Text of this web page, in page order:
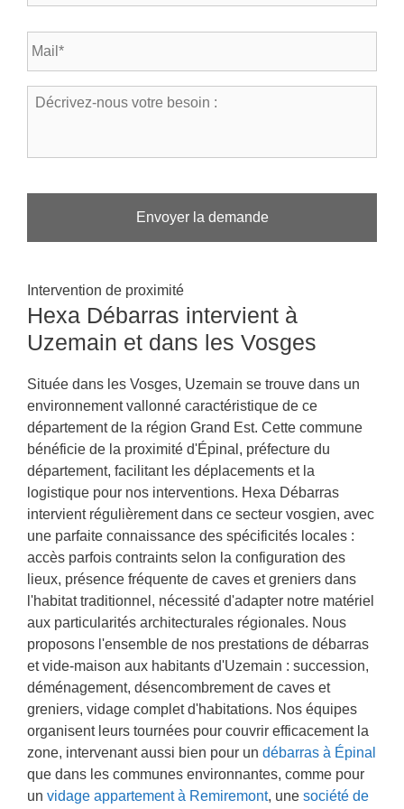
s
a
*
p
h
o
n
E
a
D
-
u
s
o
r
e
b
e
s
o
i
n
Intervention de proximité
Hexa Débarras intervient à
Uzemain et dans les Vosges
Située dans les Vosges, Uzemain se trouve dans un
environnement vallonné caractéristique de ce
département de la région Grand Est. Cette commune
bénéficie de la proximité d'Épinal, préfecture du
département, facilitant les déplacements et la
logistique pour nos interventions. Hexa Débarras
intervient régulièrement dans ce secteur vosgien, avec
une parfaite connaissance des spécificités locales :
accès parfois contraints selon la configuration des
lieux, présence fréquente de caves et greniers dans
l'habitat traditionnel, nécessité d'adapter notre matériel
aux particularités architecturales régionales. Nous
proposons l'ensemble de nos prestations de débarras
et vide-maison aux habitants d'Uzemain : succession,
déménagement, désencombrement de caves et
greniers, vidage complet d'habitations. Nos équipes
organisent leurs tournées pour couvrir efficacement la
zone, intervenant aussi bien pour un débarras à Épinal
que dans les communes environnantes, comme pour
un vidage appartement à Remiremont, une société de